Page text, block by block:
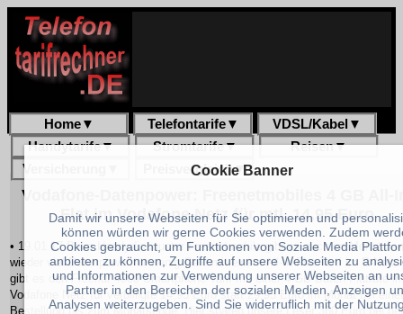
Home▼ Telefontarife▼ VDSL/Kabel ▼
Handytarife▼ Stromtarife▼ Reisen▼
Versicherung
Preisvergleich▼
Vodafone-Datenpower: Freenetmobiles 4 GB All-
Flat im Vodafone Netz für mtl. 14,95 Euro
• 19.01.17 Beim Handydiscounter Freenetmobile gibt es auch im Monat
wieder viel Datenpower für wenig Geld mit einem All-In-Flat Tarif im D-
gibt es denFreeflat 4000Smartphone Tarif mit einer 4 GB Daten-Flatrate
Vodafone Netz für verbilligte 14,95 Euro statt 29,95 Euro im Monat bei einer
Bestellung bis zum Monatsende. Hier sparen unsere Leser 360 Euro bei der
Cookie Banner
Damit wir unsere Webseiten für Sie optimieren und
können würden wir gerne Cookies verwenden. Zudem
Cookies gebraucht, um Funktionen von Soziale Media
anbieten zu können, Zugriffe auf unsere Webseiten zu
und Informationen zur Verwendung unserer Webseiten an
Partner in den Bereichen der sozialen Medien, Anzeigen
Analysen weiterzugeben. Sind Sie widerruflich mit der